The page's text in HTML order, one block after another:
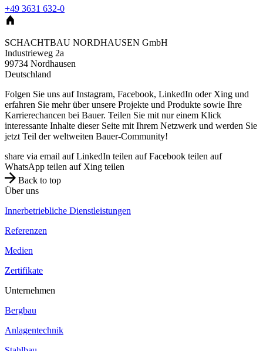
+49 3631 632-0
SCHACHTBAU NORDHAUSEN GmbH
Industrieweg 2a
99734 Nordhausen
Deutschland
Folgen Sie uns auf Instagram, Facebook, LinkedIn oder Xing und
erfahren Sie mehr über unsere Projekte und Produkte sowie Ihre
Karrierechancen bei Bauer. Teilen Sie mit nur einem Klick
interessante Inhalte dieser Seite mit Ihrem Netzwerk und werden Sie
jetzt Teil der weltweiten Bauer-Community!
share via email auf LinkedIn teilen auf Facebook teilen auf
WhatsApp teilen auf Xing teilen
Back to top
Über uns
Innerbetriebliche Dienstleistungen
Referenzen
Medien
Zertifikate
Unternehmen
Bergbau
Anlagentechnik